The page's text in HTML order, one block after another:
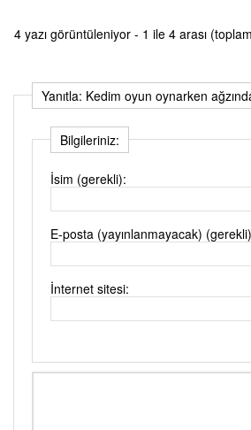
4 yazı görüntüleniyor - 1 ile 4 arası
Yanıtla: Kedim oyun oynarken
Bilgileriniz:
İsim (gerekli):
E-posta (yayınlanmayacak)
İnternet sitesi: